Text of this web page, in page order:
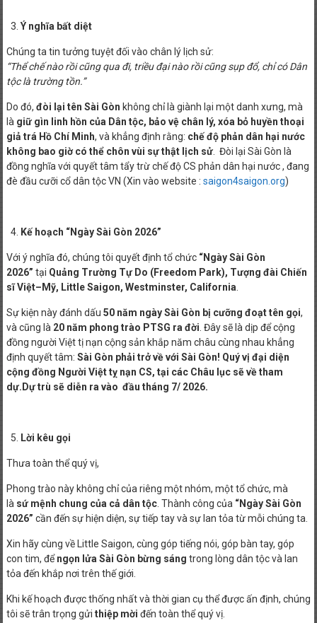
Ý nghĩa bất diệt
Chúng ta tin tưởng tuyệt đối vào chân lý lịch sử:
“Thể chế nào rồi cũng qua đi, triều đại nào rồi cũng sụp đổ, chỉ có Dân
tộc là trường tồn.”
Do đó, đòi lại tên Sài Gòn không chỉ là giành lại một danh xưng, mà
là giữ gìn linh hồn của Dân tộc, bảo vệ chân lý, xóa bỏ huyền thoại
giả trá Hồ Chí Minh, và khẳng định rằng: chế độ phản dân hại nước
không bao giờ có thể chôn vùi sự thật lịch sử. Đòi lại Sài Gòn là
đồng nghĩa với quyết tâm tẩy trừ chế độ CS phản dân hại nước , đang
đè đầu cưỡi cổ dân tộc VN (Xin vào website : saigon4saigon.org)
Kế hoạch “Ngày Sài Gòn 2026”
Với ý nghĩa đó, chúng tôi quyết định tổ chức “Ngày Sài Gòn
2026” tại Quảng Trường Tự Do (Freedom Park), Tượng đài Chiến
sĩ Việt–Mỹ, Little Saigon, Westminster, California
Sự kiện này đánh dấu 50 năm ngày Sài Gòn bị cưỡng đoạt tên gọi,
và cũng là 20 năm phong trào PTSG ra đời . Đây sẽ là dịp để cộng
đồng người Việt tị nạn cộng sản khắp năm châu cùng nhau khẳng
định quyết tâm: Sài Gòn phải trở về với Sài Gòn! Quý vị đại diện
cộng đồng Người Việt tỵ nạn CS, tại các Châu lục sẽ về tham
dự.Dự trù sẽ diễn ra vào đầu tháng 7/ 2026.
Lời kêu gọi
Thưa toàn thể quý vị,
Phong trào này không chỉ của riêng một nhóm, một tổ chức, mà
là sứ mệnh chung của cả dân tộc. Thành công của “Ngày Sài Gòn
2026” cần đến sự hiện diện, sự tiếp tay và sự lan tỏa từ mỗi chúng ta.
Xin hãy cùng về Little Saigon, cùng góp tiếng nói, góp bàn tay, góp
con tim, đểngọn lửa Sài Gòn bừng sáng trong lòng dân tộc và lan
tỏa đến khắp nơi trên thế giới.
Khi kế hoạch được thống nhất và thời gian cụ thể được ấn định, chúng
tôi sẽ trân trọng gửi thiệp mời đến toàn thể quý vị.